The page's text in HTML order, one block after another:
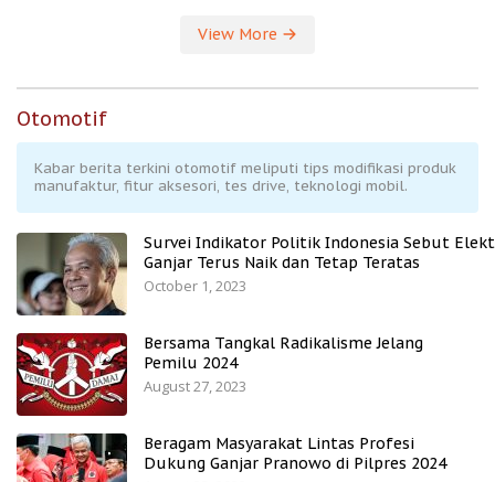
View More
Otomotif
Kabar berita terkini otomotif meliputi tips modifikasi produk
manufaktur, fitur aksesori, tes drive, teknologi mobil.
Survei Indikator Politik Indonesia Sebut
Ganjar Terus Naik dan Tetap Teratas
October 1, 2023
Bersama Tangkal Radikalisme Jelang
Pemilu 2024
August 27, 2023
Beragam Masyarakat Lintas Profesi
Dukung Ganjar Pranowo di Pilpres 2024